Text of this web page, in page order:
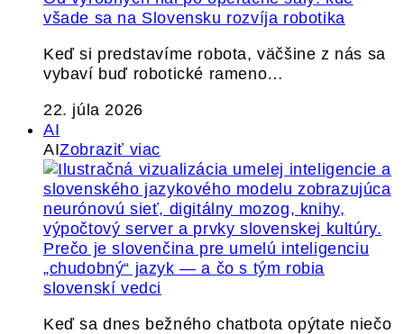
všade sa na Slovensku rozvíja robotika
Keď si predstavíme robota, väčšine z nás sa
vybaví buď robotické rameno…
22. júla 2026
AI
AIZobraziť viac
Prečo je slovenčina pre umelú inteligenciu
„chudobný“ jazyk — a čo s tým robia
slovenskí vedci
Keď sa dnes bežného chatbota opýtate niečo